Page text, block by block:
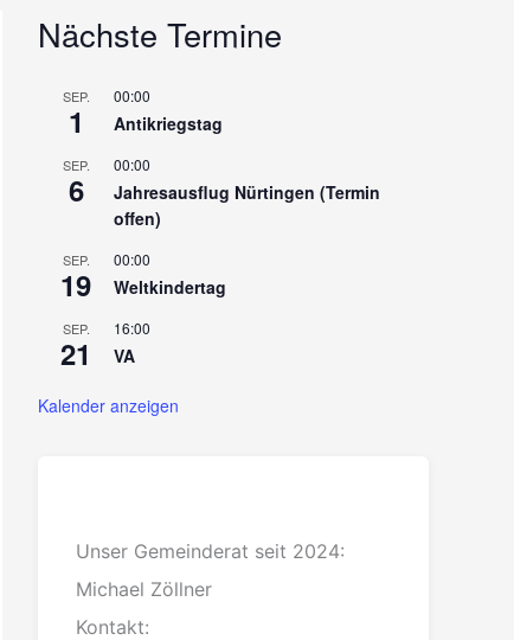
Nächste Termine
SEP.
1
00:00
Antikriegstag
SEP.
6
00:00
Jahresausflug Nürtingen (Termin
offen)
SEP.
19
00:00
Weltkindertag
SEP.
21
16:00
VA
Kalender anzeigen
Unser Gemeinderat seit 2024:
Michael Zöllner
Kontakt: